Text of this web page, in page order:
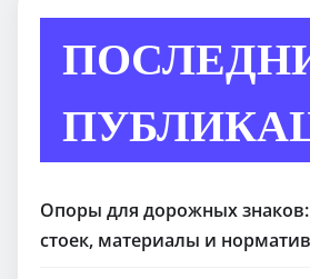
Опоры для дорожных
стоек, материалы и